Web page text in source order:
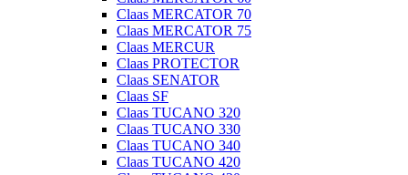
Claas MERCATOR 70
Claas MERCATOR 75
Claas MERCUR
Claas PROTECTOR
Claas SENATOR
Claas SF
Claas TUCANO 320
Claas TUCANO 330
Claas TUCANO 340
Claas TUCANO 420